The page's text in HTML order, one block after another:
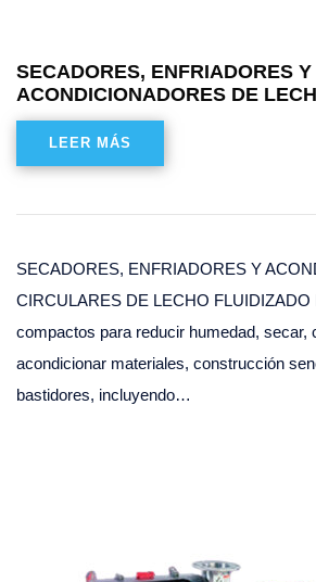
SECADORES, ENFRIADORES Y
ACONDICIONADORES DE
LEER MÁS
SECADORES, ENFRIADORES Y
CIRCULARES DE LECHO FLUIDIZADO
compactos para reducir humedad, secar,
acondicionar materiales, construcción
bastidores, incluyendo…